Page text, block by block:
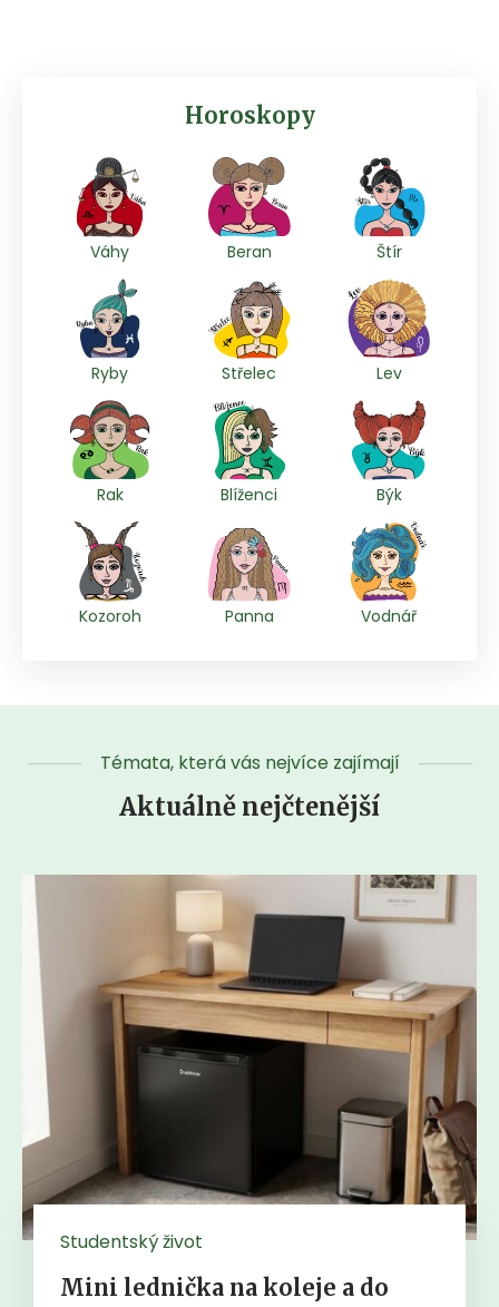
Horoskopy
Váhy Beran Štír
Ryby Střelec Lev
Rak Blíženci Býk
Kozoroh Panna Vodnář
Témata, která vás nejvíce zajímají
Aktuálně nejčtenější
Studentský život
Mini lednička na koleje a do